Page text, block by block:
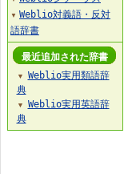
▼ Weblio対義語・反対
語辞書
最近追加された辞書
▼
Weblio実用類語辞
典
▼
Weblio実用英語辞
典